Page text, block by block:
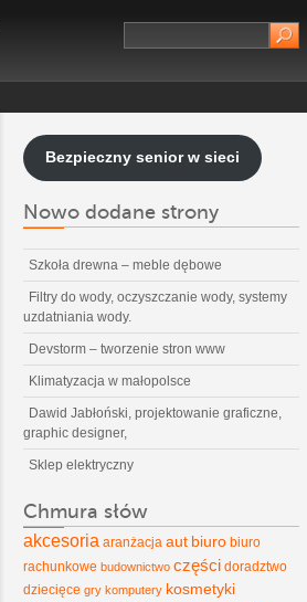
Bezpieczny senior w sieci
Nowo dodane strony
Szkoła drewna – meble dębowe
Filtry do wody, oczyszczanie wody, systemy
uzdatniania wody.
Devstorm – tworzenie stron www
Klimatyzacja w małopolsce
Dawid Jabłoński, projektowanie graficzne,
graphic designer,
Sklep elektryczny
Chmura słów
akcesoria aranżacja aut biuro biuro
rachunkowe budownictwo części doradztwo
dziecięce gry komputery kosmetyki